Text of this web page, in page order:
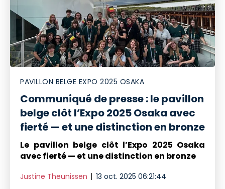
PAVILLON BELGE EXPO 2025 OSAKA
Communiqué de presse : le pavillon
belge clôt l’Expo 2025 Osaka avec
fierté — et une distinction en bronze
Le pavillon belge clôt l’Expo 2025 Osaka
avec fierté — et une distinction en bronze
Justine Theunissen 13 oct. 2025 06:21:44